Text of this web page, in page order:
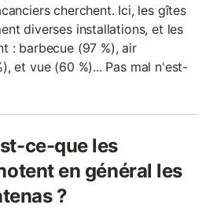
cherchent. Ici, les gîtes
diverses installations, et les
: barbecue (97 %), air
et vue (60 %)... Pas mal n'est-
ce-que les
en général les
?